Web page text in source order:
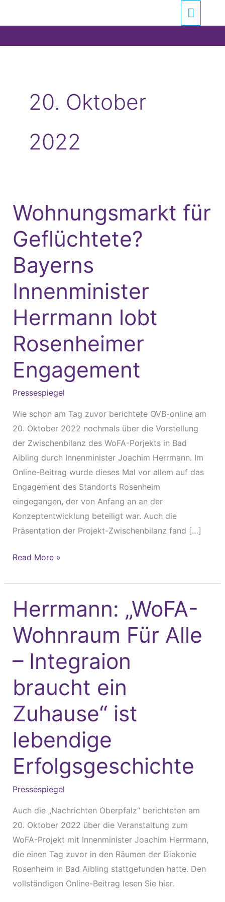
20. Oktober
2022
Wohnungsmarkt für
Geflüchtete?
Bayerns
Innenminister
Herrmann lobt
Rosenheimer
Engagement
Pressespiegel
Wie schon am Tag zuvor berichtete OVB-online am
20. Oktober 2022 nochmals über die Vorstellung
der Zwischenbilanz des WoFA-Porjekts in Bad
Aibling durch Innenminister Joachim Herrmann. Im
Online-Beitrag wurde dieses Mal vor allem auf das
Engagement des Standorts Rosenheim
eingegangen, der von Anfang an an der
Konzeptentwicklung beteiligt war. Auch die
Präsentation der Projekt-Zwischenbilanz fand […]
Wohnungsmarkt
für
Geflüchtete?
Bayerns
Innenminister
Herrmann
lobt
Rosenheimer
Engagement
Read More »
Herrmann: „WoFA-
Wohnraum Für Alle
– Integraion
braucht ein
Zuhause“ ist
lebendige
Erfolgsgeschichte
Pressespiegel
Auch die „Nachrichten Oberpfalz“ berichteten am
20. Oktober 2022 über die Veranstaltung zum
WoFA-Projekt mit Innenminister Joachim Herrmann,
die einen Tag zuvor in den Räumen der Diakonie
Rosenheim in Bad Aibling stattgefunden hatte. Den
vollständigen Online-Beitrag lesen Sie hier.
Herrmann:
„WoFA-
Wohnraum
Alle
Integraion
braucht
ein
Zuhause“
ist
lebendige
Erfolgsgeschichte